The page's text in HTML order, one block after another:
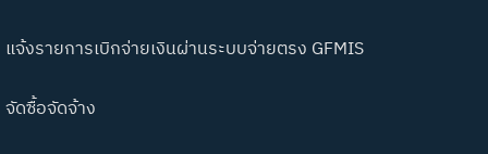
แจ้งรายการเบิกจ่ายเงินผ่านระบบจ่ายตรง GFMIS
จัดซื้อจัดจ้าง